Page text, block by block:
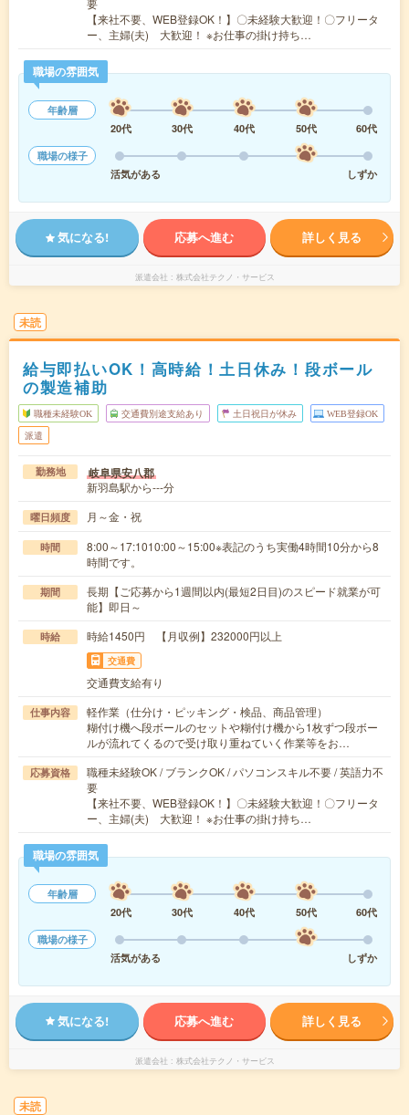
要
【来社不要、WEB登録OK！】〇未経験大歓迎！〇フリータ
ー、主婦(夫) 大歓迎！ ※お仕事の掛け持ち…
職場の雰囲気
年齢層
20代
30代 40代 50代
60代
職場の様子
活気がある
しずか
気になる! 応募へ進む 詳しく見る
派遣会社 株式会社テクノ・サービス
未読
給与即払いOK！高時給！土日休み！段ボール
の製造補助
職種未経験OK 交通費別途支給あり 土日祝日が休み WEB登録OK
派遣
勤務地 岐阜県安八郡
新羽島駅から---分
曜日頻度 月～金・祝
時間
8:00～17:1010:00～15:00※表記のうち実働4時間10分から8
時間です。
期間
長期【ご応募から1週間以内(最短2日目)のスピード就業が可
能】即日～
時給 時給1450円 【月収例】232000円以上
交通費
交通費支給有り
仕事内容
軽作業（仕分け・ピッキング・検品、商品管理）
糊付け機へ段ボールのセットや糊付け機から1枚ずつ段ボー
ルが流れてくるので受け取り重ねていく作業等をお…
応募資格
職種未経験OK / ブランクOK / パソコンスキル不要 / 英語力不
要
【来社不要、WEB登録OK！】〇未経験大歓迎！〇フリータ
ー、主婦(夫) 大歓迎！ ※お仕事の掛け持ち…
職場の雰囲気
年齢層
20代
30代 40代 50代
60代
職場の様子
活気がある
しずか
気になる! 応募へ進む 詳しく見る
派遣会社 株式会社テクノ・サービス
未読